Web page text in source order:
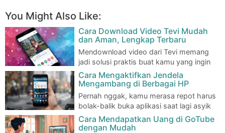
You Might Also Like:
Cara Download Video Tevi Mudah
dan Aman, Lengkap Terbaru
Mendownload video dari Tevi memang
jadi solusi praktis buat kamu yang ingin
menonton video favorit kapan saja tanpa perl…
Cara Mengaktifkan Jendela
Mengambang di Berbagai HP
Pernah nggak, kamu merasa repot harus
bolak-balik buka aplikasi saat lagi asyik
nonton video atau baca artikel? Nah, fit…Cara Mendapatkan Uang di GoTube
dengan Mudah